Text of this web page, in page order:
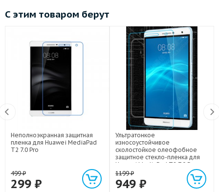
С этим товаром берут
Неполноэкранная защитная
пленка для Huawei MediaPad
T2 7.0 Pro
499₽
299 ₽
Ультратонкое
износоустойчивое
сколостойкое олеофобное
защитное стекло-пленка для
Huawei MediaPad T2 7.0 Pro
1199₽
949 ₽